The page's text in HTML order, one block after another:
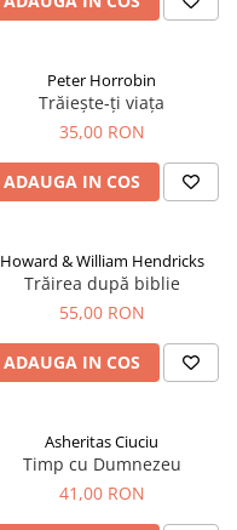
Peter Horrobin
Trăiește-ți viața
35,00 RON
ADAUGA IN COS
Howard & William Hendricks
Trăirea după biblie
55,00 RON
ADAUGA IN COS
Asheritas Ciuciu
Timp cu Dumnezeu
41,00 RON